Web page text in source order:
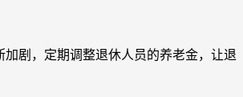
剧，定期调整退休人员的养老金，让退